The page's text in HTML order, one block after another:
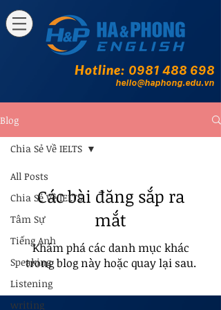
Hotline: 0981 488 698
hello@haphong.edu.vn
Blog
All Posts
Chia Sẻ Về IELTS
Tâm Sự
Tiếng Anh
Speaking
Listening
writing
Chia Sẻ Về IELTS
Các bài đăng sắp ra
mắt
Khám phá các danh mục khác
trong blog này hoặc quay lại sau.